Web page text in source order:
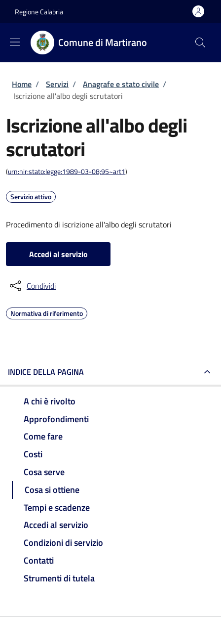
Regione Calabria
Comune di Martirano
Briciole di pane
Home / Servizi / Anagrafe e stato civile /
Iscrizione all'albo degli scrutatori
Iscrizione all'albo degli
scrutatori
(urn:nir:stato:legge:1989-03-08;95~art1)
Servizio attivo
Procedimento di iscrizione all'albo degli scrutatori
Accedi al servizio
Condividi
Normativa di riferimento
INDICE DELLA PAGINA
A chi è rivolto
Approfondimenti
Come fare
Costi
Cosa serve
Cosa si ottiene
Tempi e scadenze
Accedi al servizio
Condizioni di servizio
Contatti
Strumenti di tutela